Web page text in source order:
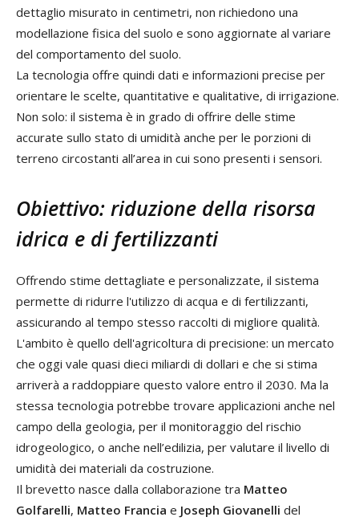
dettaglio misurato in centimetri, non richiedono una
modellazione fisica del suolo e sono aggiornate al variare
del comportamento del suolo.
La tecnologia offre quindi dati e informazioni precise per
orientare le scelte, quantitative e qualitative, di irrigazione.
Non solo: il sistema è in grado di offrire delle stime
accurate sullo stato di umidità anche per le porzioni di
terreno circostanti all’area in cui sono presenti i sensori.
Obiettivo: riduzione della risorsa
idrica e di fertilizzanti
Offrendo stime dettagliate e personalizzate, il sistema
permette di ridurre l'utilizzo di acqua e di fertilizzanti,
assicurando al tempo stesso raccolti di migliore qualità.
L'ambito è quello dell'agricoltura di precisione: un mercato
che oggi vale quasi dieci miliardi di dollari e che si stima
arriverà a raddoppiare questo valore entro il 2030. Ma la
stessa tecnologia potrebbe trovare applicazioni anche nel
campo della geologia, per il monitoraggio del rischio
idrogeologico, o anche nell’edilizia, per valutare il livello di
umidità dei materiali da costruzione.
Il brevetto nasce dalla collaborazione tra Matteo
Golfarelli, Matteo Francia e Joseph Giovanelli del